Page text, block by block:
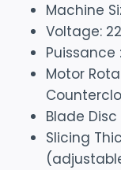
Machine
Voltage:
Puissance
Motor
Blade
Slicing